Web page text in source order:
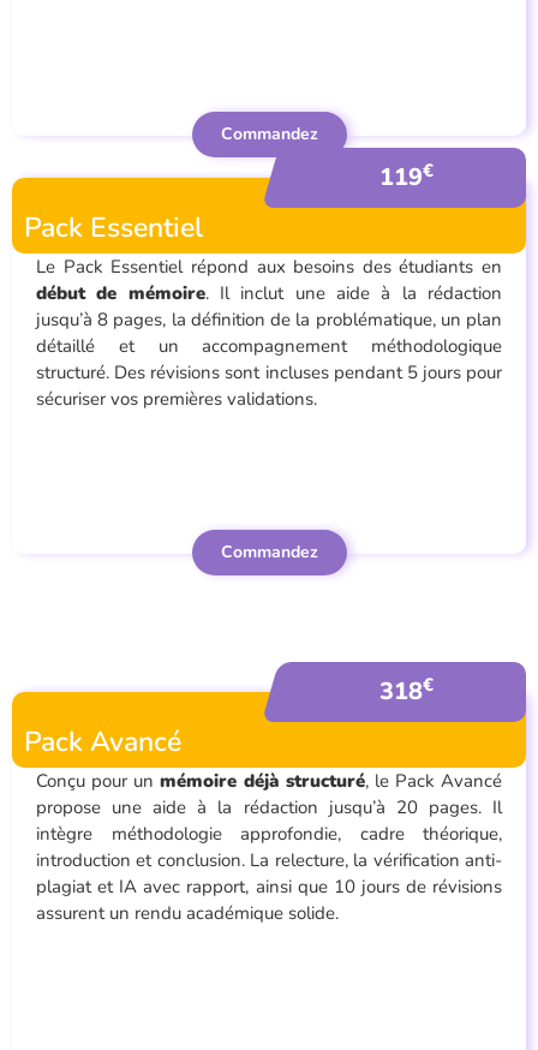
Commandez
119€
Pack Essentiel
Le Pack Essentiel répond aux besoins des étudiants en
début de mémoire. Il inclut une aide à la rédaction
jusqu’à 8 pages, la définition de la problématique, un plan
détaillé et un accompagnement méthodologique
structuré. Des révisions sont incluses pendant 5 jours pour
sécuriser vos premières validations.
Commandez
318€
Pack Avancé
Conçu pour unmémoire déjà structuré, le Pack Avancé
propose une aide à la rédaction jusqu’à 20 pages. Il
intègre méthodologie approfondie, cadre théorique,
introduction et conclusion. La relecture, la vérification anti-
plagiat et IA avec rapport, ainsi que 10 jours de révisions
assurent un rendu académique solide.